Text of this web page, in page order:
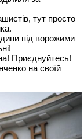
тут просто
під ворожими
Приєднуйтесь!
на своїй